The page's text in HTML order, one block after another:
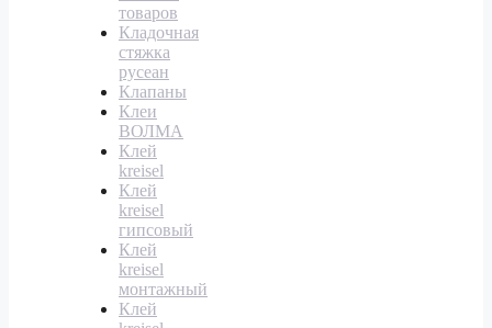
товаров
Кладочная
стяжка
русеан
Клапаны
Клеи
ВОЛМА
Клей
kreisel
Клей
kreisel
гипсовый
Клей
kreisel
монтажный
Клей